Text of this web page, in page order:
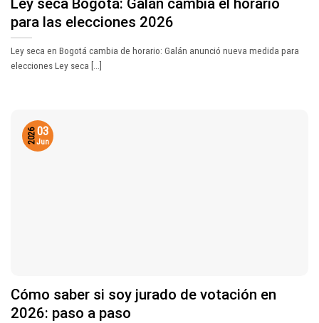
para las elecciones 2026
Ley seca en Bogotá cambia de horario: Galán anunció nueva medida para
elecciones Ley seca [...]
Cómo saber si soy jurado de votación en
2026: paso a paso
03
Jun
2026